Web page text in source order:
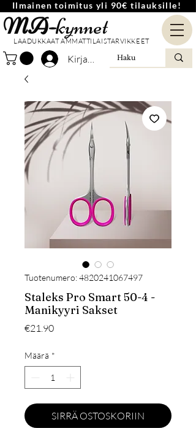
Ilmainen toimitus yli 90€ tilauksille!
MA-kynnet
LAADUKKAAT AMMATTILAISTARVIKKEET
Kirjaudu
Tuotenumero: 4820241067497
Staleks Pro Smart 50-4 -
Manikyyri Sakset
€21.90Hinta
Määrä *
SIRRÄ OSTOSKORIIN